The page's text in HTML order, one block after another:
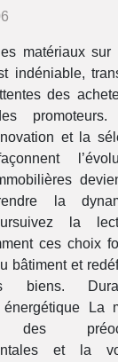
matériaux
indéniable,
des
promoteurs.
et la
la
la
ces choix
bâtiment et
biens.
énergétique La
des
et la